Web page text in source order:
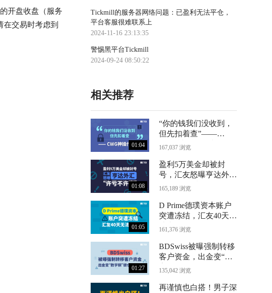
开盘收盘（服务
交易时考虑到
Tickmill的服务器网络问题：已盈利无法平仓，
平台客服很难联系上
2024-11-16 23:13:35
警惕黑平台Tickmill
2024-09-24 08:50:22
相关推荐
01:04
“你的钱我们没收到，
但先扣着查”——
CWG神操作曝光
167,037 浏览
01:08
盈利5万美金却被封
号，汇友怒曝亨达外汇
“许亏不许赢”
165,189 浏览
01:05
D Prime德璞资本账户
突遭冻结，汇友40天无
法出金
161,376 浏览
01:27
BDSwiss被曝强制转移
客户资金，出金变“数
字铜”锁仓24个月
135,042 浏览
再谨慎也白搭！男子深